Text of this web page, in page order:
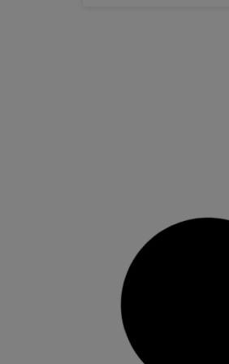
Desglossament del
corrents (365.613 €)
€)Suport psicosocial i